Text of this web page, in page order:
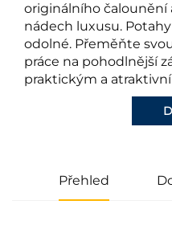
originálního čalounění
nádech luxusu.
odolné. Přeměňte
práce na pohodlnější
praktickým a
Přehled